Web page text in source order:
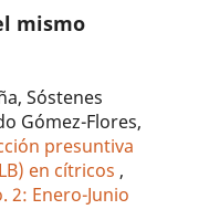
mismo
Sóstenes
Gómez-Flores,
presuntiva
en cítricos ,
2: Enero-Junio